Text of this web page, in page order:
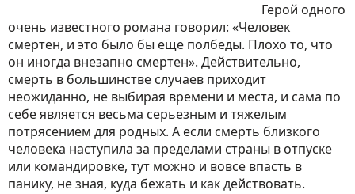
Герой одного
очень известного романа говорил: «Человек
смертен, и это было бы еще полбеды. Плохо то, что
он иногда внезапно смертен». Действительно,
смерть в большинстве случаев приходит
неожиданно, не выбирая времени и места, и сама по
себе является весьма серьезным и тяжелым
потрясением для родных. А если смерть близкого
человека наступила за пределами страны в отпуске
или командировке, тут можно и вовсе впасть в
панику, не зная, куда бежать и как действовать.